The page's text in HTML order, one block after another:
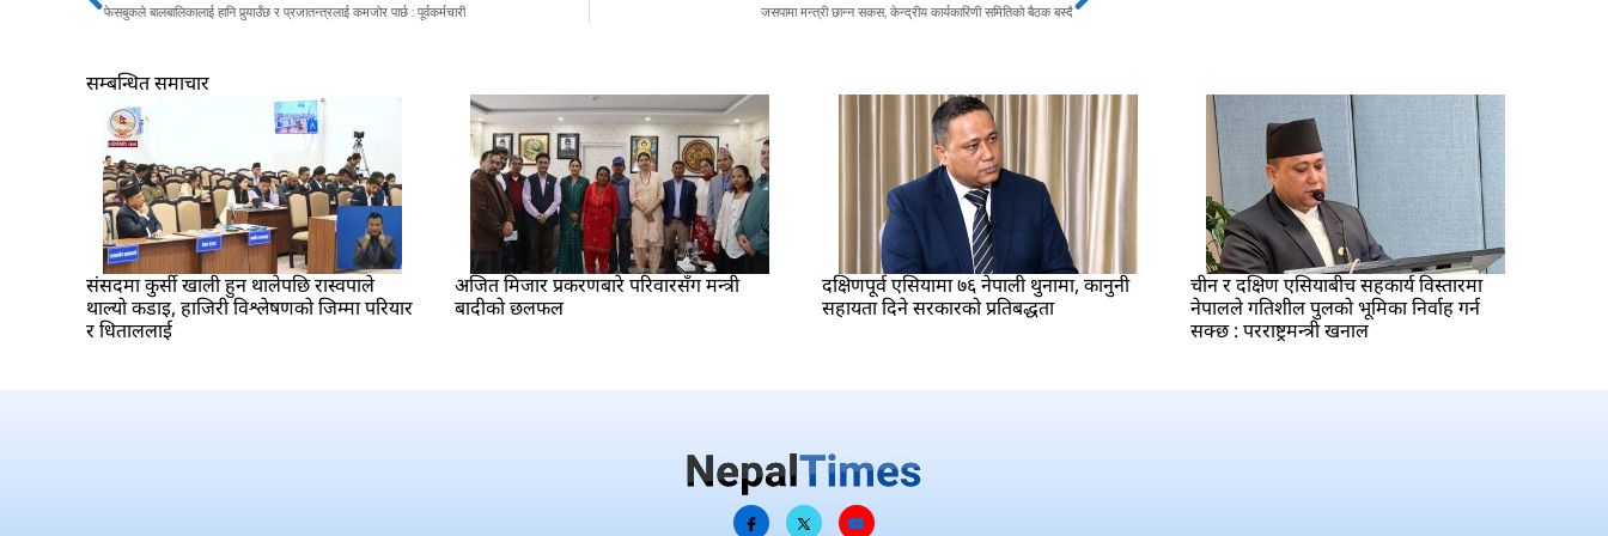
फेसबुकले बालबालिकालाई हानि पुर्‍याउँछ र प्रजातन्त्रलाई कमजोर पार्छ : पूर्वकर्मचारी जसपामा मन्त्री छान्न सकस, केन्द्रीय कार्यकारिणी समितिको बैठक बस्दै
सम्बन्धित समाचार
संसदमा कुर्सी खाली हुन थालेपछि रास्वपाले
थाल्यो कडाइ, हाजिरी विश्लेषणको जिम्मा परियार
र धिताललाई
अजित मिजार प्रकरणबारे परिवारसँग मन्त्री
बादीको छलफल
दक्षिणपूर्व एसियामा ७६ नेपाली थुनामा, कानुनी
सहायता दिने सरकारको प्रतिबद्धता
चीन र दक्षिण एसियाबीच सहकार्य विस्तारमा
नेपालले गतिशील पुलको भूमिका निर्वाह गर्न
सक्छ : परराष्ट्रमन्त्री खनाल